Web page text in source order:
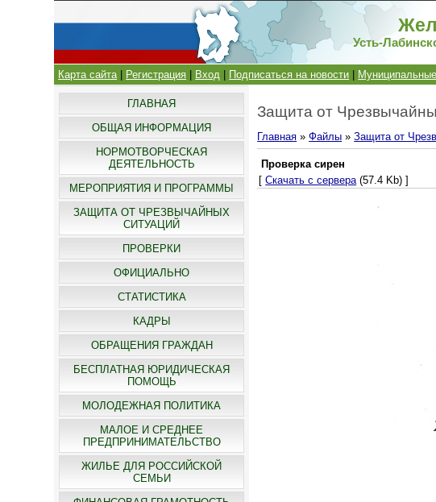
Усть-
Карта сайта| Регистрация Вход Подписаться на новости
ГЛАВНАЯ
ОБЩАЯ ИНФОРМАЦИЯ
НОРМОТВОРЧЕСКАЯ
ДЕЯТЕЛЬНОСТЬ
МЕРОПРИЯТИЯ И ПРОГРАММЫ
ЗАЩИТА ОТ ЧРЕЗВЫЧАЙНЫХ
СИТУАЦИЙ
ПРОВЕРКИ
ОФИЦИАЛЬНО
СТАТИСТИКА
КАДРЫ
ОБРАЩЕНИЯ ГРАЖДАН
БЕСПЛАТНАЯ ЮРИДИЧЕСКАЯ
ПОМОЩЬ
МОЛОДЕЖНАЯ ПОЛИТИКА
МАЛОЕ И СРЕДНЕЕ
ПРЕДПРИНИМАТЕЛЬСТВО
ЖИЛЬЕ ДЛЯ РОССИЙСКОЙ
СЕМЬИ
Защита от
Главная »Файлы »Защита от
Проверка сирен
[Скачать с сервера(57.4 Kb) ]